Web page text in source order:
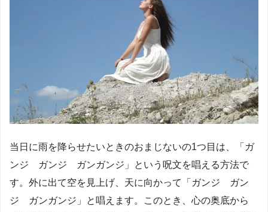
当日に雨を降らせたいときのおまじないの1つ目は、「ガ
ンジ ガンジ ガンガンジ」という呪文を唱える方法で
す。外に出て空を見上げ、天に向かって「ガンジ ガン
ジ ガンガンジ」と唱えます。このとき、心の奥底から